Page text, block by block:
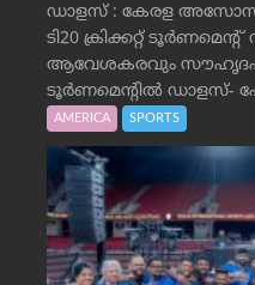
ഡാളസ് : കേരള
ടി20 ക്രിക്കറ്റ് ടൂർണമെന്റ്
ആവേശകരവും
ടൂർണമെന്റിൽ ഡാളസ്-
AMERICA SPORTS